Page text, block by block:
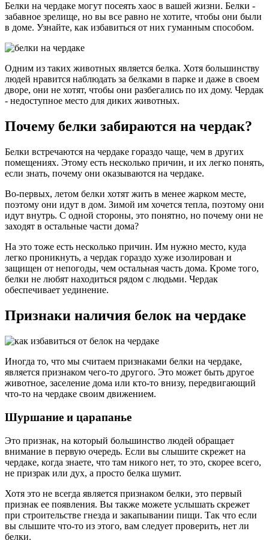
Белки на чердаке могут посеять хаос в вашей жизни. Белки -
забавное зрелище, но вы все равно не хотите, чтобы они были
в доме. Узнайте, как избавиться от них гуманным способом.
Одним из таких животных является белка. Хотя большинству
людей нравится наблюдать за белками в парке и даже в своем
дворе, они не хотят, чтобы они разбегались по их дому. Чердак
- недоступное место для диких животных.
Почему белки забираются на чердак?
Белки встречаются на чердаке гораздо чаще, чем в других
помещениях. Этому есть несколько причин, и их легко понять,
если знать, почему они оказываются на чердаке.
Во-первых, летом белки хотят жить в менее жарком месте,
поэтому они идут в дом. Зимой им хочется тепла, поэтому они
идут внутрь. С одной стороны, это понятно, но почему они не
заходят в остальные части дома?
На это тоже есть несколько причин. Им нужно место, куда
легко проникнуть, а чердак гораздо хуже изолирован и
защищен от непогоды, чем остальная часть дома. Кроме того,
белки не любят находиться рядом с людьми. Чердак
обеспечивает уединение.
Признаки наличия белок на чердаке
Иногда то, что мы считаем признаками белки на чердаке,
является признаком чего-то другого. Это может быть другое
животное, заселение дома или кто-то внизу, передвигающий
что-то на чердаке своим движением.
Шуршание и царапанье
Это признак, на который большинство людей обращает
внимание в первую очередь. Если вы слышите скрежет на
чердаке, когда знаете, что там никого нет, то это, скорее всего,
не призрак или дух, а просто белка шумит.
Хотя это не всегда является признаком белки, это первый
признак ее появления. Вы также можете услышать скрежет
при строительстве гнезда и закапывании пищи. Так что если
вы слышите что-то из этого, вам следует проверить, нет ли
белки.